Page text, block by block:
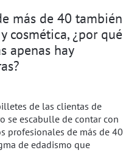
más de 40 también
cosmética, ¿por qué
apenas hay
de las clientas de
se escabulle de contar con
profesionales de más de 40
de edadismo que